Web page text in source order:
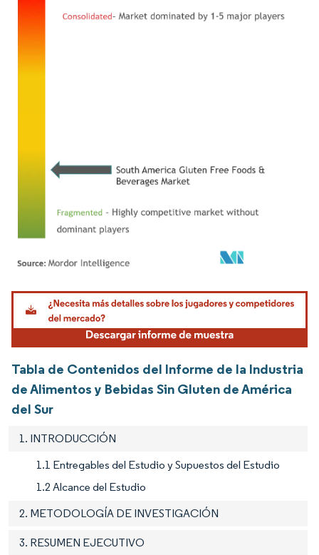
Imagen © Mordor Intelligence. El uso requiere atribución según CC BY 4.0.
Tabla de Contenidos del Informe de la Industria
de Alimentos y Bebidas Sin Gluten de América
del Sur
1. INTRODUCCIÓN
1.1 Entregables del Estudio y Supuestos del Estudio
1.2 Alcance del Estudio
2. METODOLOGÍA DE INVESTIGACIÓN
3. RESUMEN EJECUTIVO